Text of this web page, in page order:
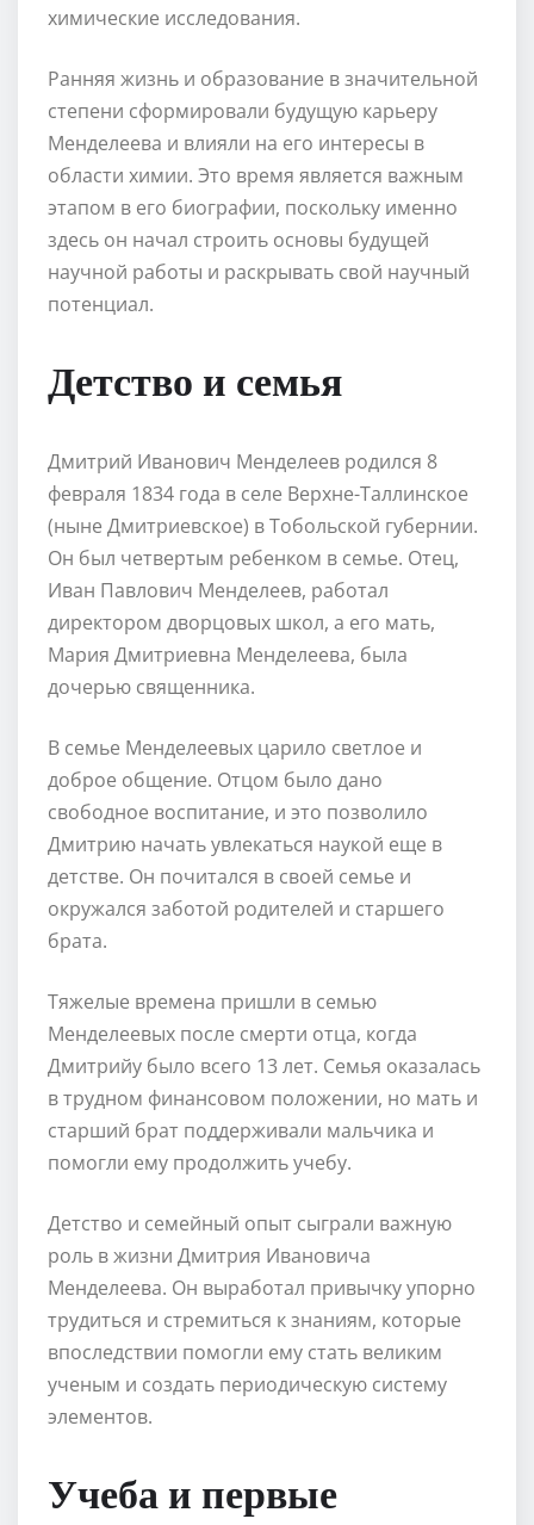
химические исследования.
Ранняя жизнь и образование в значительной
степени сформировали будущую карьеру
Менделеева и влияли на его интересы в
области химии. Это время является важным
этапом в его биографии, поскольку именно
здесь он начал строить основы будущей
научной работы и раскрывать свой научный
потенциал.
Детство и семья
Дмитрий Иванович Менделеев родился 8
февраля 1834 года в селе Верхне-Таллинское
(ныне Дмитриевское) в Тобольской губернии.
Он был четвертым ребенком в семье. Отец,
Иван Павлович Менделеев, работал
директором дворцовых школ, а его мать,
Мария Дмитриевна Менделеева, была
дочерью священника.
В семье Менделеевых царило светлое и
доброе общение. Отцом было дано
свободное воспитание, и это позволило
Дмитрию начать увлекаться наукой еще в
детстве. Он почитался в своей семье и
окружался заботой родителей и старшего
брата.
Тяжелые времена пришли в семью
Менделеевых после смерти отца, когда
Дмитрийу было всего 13 лет. Семья оказалась
в трудном финансовом положении, но мать и
старший брат поддерживали мальчика и
помогли ему продолжить учебу.
Детство и семейный опыт сыграли важную
роль в жизни Дмитрия Ивановича
Менделеева. Он выработал привычку упорно
трудиться и стремиться к знаниям, которые
впоследствии помогли ему стать великим
ученым и создать периодическую систему
элементов.
Учеба и первые